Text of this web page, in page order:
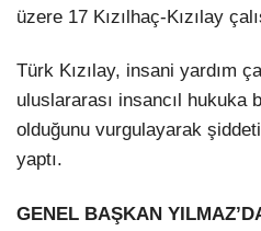
üzere 17 Kızılhaç-Kızılay
Türk Kızılay, insani yardım
uluslararası insancıl hukuka
olduğunu vurgulayarak
yaptı.
GENEL BAŞKAN